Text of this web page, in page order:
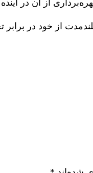
از آن در
از خود در